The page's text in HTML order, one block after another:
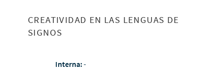
CREATIVIDAD EN LAS LENGUAS DE
SIGNOS
Interna:-